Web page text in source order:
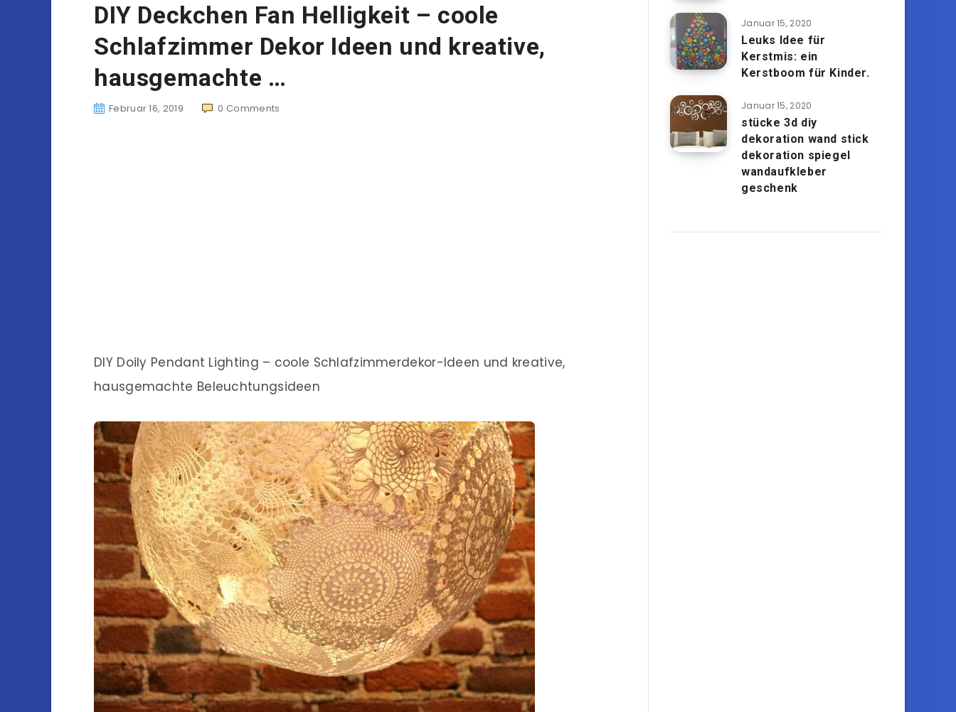
DIY Deckchen Fan Helligkeit – coole
Schlafzimmer Dekor Ideen und kreative,
hausgemachte …
Februar 16, 2019 0 Comments
DIY Doily Pendant Lighting – coole Schlafzimmerdekor-Ideen und kreative,
hausgemachte Beleuchtungsideen
Januar 15, 2020
Leuks Idee für
Kerstmis: ein
Kerstboom für Kinder.
Januar 15, 2020
stücke 3d diy
dekoration wand stick
dekoration spiegel
wandaufkleber
geschenk